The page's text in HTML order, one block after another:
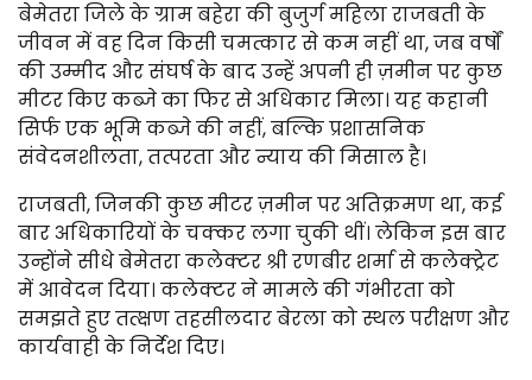
बेमेतरा जिले के ग्राम बहेरा की बुजुर्ग महिला राजबती के
जीवन में वह दिन किसी चमत्कार से कम नहीं था, जब वर्षों
की उम्मीद और संघर्ष के बाद उन्हें अपनी ही ज़मीन पर कुछ
मीटर किए कब्जे का फिर से अधिकार मिला। यह कहानी
सिर्फ एक भूमि कब्जे की नहीं, बल्कि प्रशासनिक
संवेदनशीलता, तत्परता और न्याय की मिसाल है।
राजबती, जिनकी कुछ मीटर ज़मीन पर अतिक्रमण था, कई
बार अधिकारियों के चक्कर लगा चुकी थीं। लेकिन इस बार
उन्होंने सीधे बेमेतरा कलेक्टर श्री रणबीर शर्मा से कलेक्ट्रेट
में आवेदन दिया। कलेक्टर ने मामले की गंभीरता को
समझते हुए तत्क्षण तहसीलदार बेरला को स्थल परीक्षण और
कार्यवाही के निर्देश दिए।